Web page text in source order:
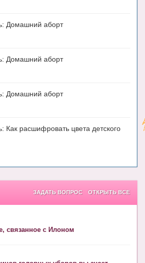
Домашний аборт
Домашний аборт
Домашний аборт
Как расшифровать цвета детского
ОТКРЫТЬ ВСЕ
ЗАДАТЬ ВОПРОС
связанное с Илоном